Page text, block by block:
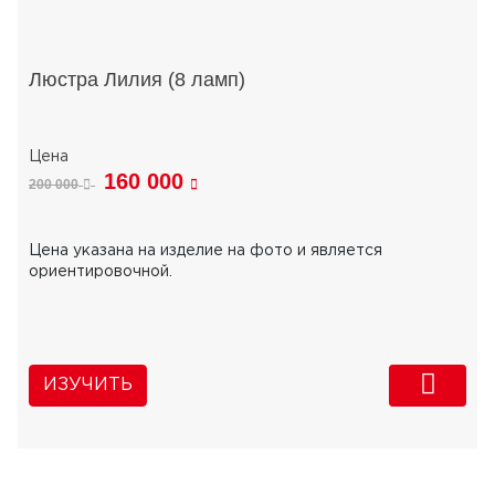
Люстра Лилия (8 ламп)
200 000 160 000
Цена указана на изделие на фото и является
ориентировочной.
ИЗУЧИТЬ